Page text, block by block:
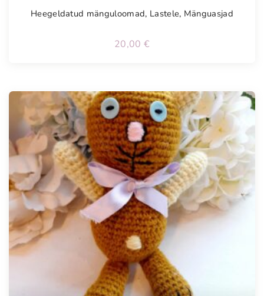
Heegeldatud mänguloomad, Lastele, Mänguasjad
20,00 €